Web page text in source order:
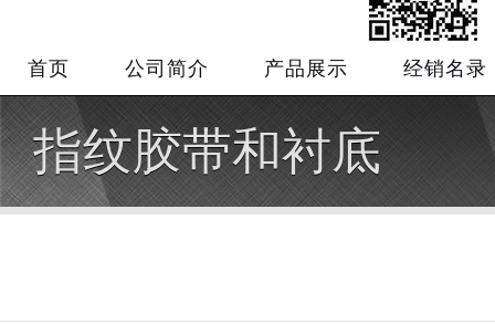
首页 公司简介 产品展示 经销名录
指纹胶带和衬底